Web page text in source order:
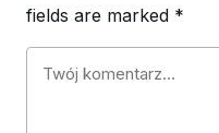
fields are marked *